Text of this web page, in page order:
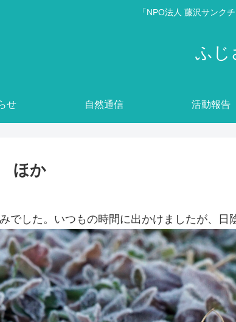
「NPO法人 藤沢サンク
ふじ
せ 自然通信 活動報告
ほか
でした。いつもの時間に出かけましたが、日